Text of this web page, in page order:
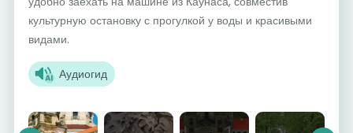
культурную остановку с прогулкой у воды и красивыми
видами.
Аудиогид